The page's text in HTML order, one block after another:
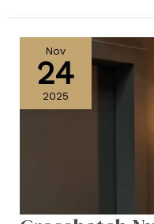
Nov
24
2025
Number
otros
apliques